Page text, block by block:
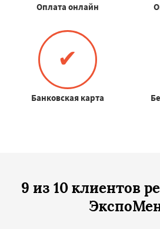
Оплата онлайн
✔
Банковская карта
9 из 10 клиентов